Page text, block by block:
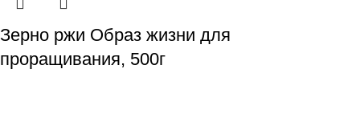
Зерно ржи Образ жизни для
проращивания, 500г